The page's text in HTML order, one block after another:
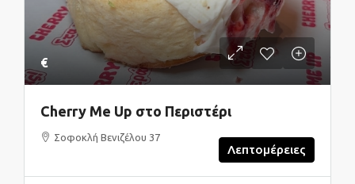
€
Cherry Me Up στο Περιστέρι
Σοφοκλή Βενιζέλου 37
Λεπτομέρειες